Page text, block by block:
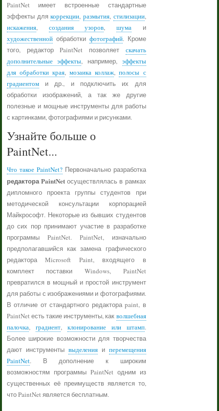
PaintNet имеет встроенные стандартные
эффекты длякоррекции, размытия, стилизации,
искажения, создания узоров, шумаи
художественнойобработки фотографий. Кроме
того, редактор PaintNet позволяет скачать
дополнительные эффекты, например, эффекты
для обработки края,мозаика коллаж,полосы с
градиентоми др., и подключить их для
обработки изображений, а так же другие
полезные и мощные инструменты для работы
с картинками, фотографиями и рисунками.
Узнайте больше о
PaintNet...
Что такое PaintNet?Первоначально разработка
редактора PaintNet осуществлялась в рамках
дипломного проекта группы студентов при
методической консультации корпорацией
Майкрософт. Некоторые из бывших студентов
до сих пор принимают участие в разработке
программы PaintNet. PaintNet, изначально
предполагавшийся как замена графического
редактора Microsoft Paint, входящего в
комплект поставки Windows, PaintNet
превратился в мощный и простой инструмент
для работы с изображениями и фотографиями.
В отличие от стандартного редактора paint, в
PaintNet есть такие инструменты, как волшебная
палочка, градиент, клонирование или штамп.
Более широкие возможности для творчества
дают инструменты выделенияи перемещения
PaintNet. В дополнение к широким
возможностям программы PaintNet одним из
существенных её преимуществ является то,
что PaintNet является бесплатным.